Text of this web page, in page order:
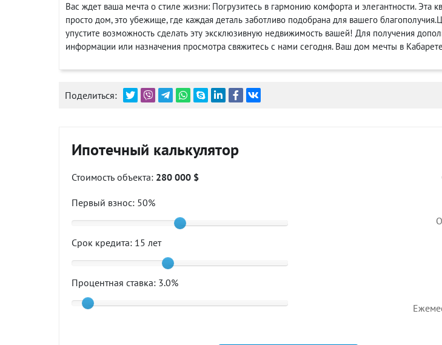
Вас ждет ваша мечта о стиле жизни: Погрузитесь в гармонию комфорта и элегантности. Эта
просто дом, это убежище, где каждая деталь заботливо подобрана для вашего
упустите возможность сделать эту эксклюзивную недвижимость вашей! Для получения
информации или назначения просмотра свяжитесь с нами сегодня. Ваш дом мечты в
Поделиться:
Ипотечный калькулятор
Стоимость объекта: 280 000 $
Первый взнос: 50%
Срок кредита: 15 лет
Процентная ставка: 3.0%